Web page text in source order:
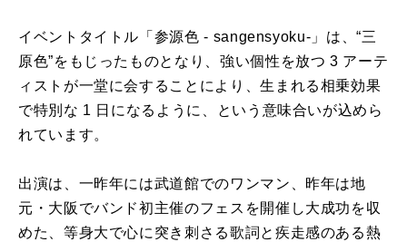
イベントタイトル「参源色 - sangensyoku-」は、“三
原色”をもじったものとなり、強い個性を放つ 3 アーテ
ィストが一堂に会することにより、生まれる相乗効果
で特別な 1 日になるように、という意味合いが込めら
れています。
出演は、一昨年には武道館でのワンマン、昨年は地
元・大阪でバンド初主催のフェスを開催し大成功を収
めた、等身大で心に突き刺さる歌詞と疾走感のある熱